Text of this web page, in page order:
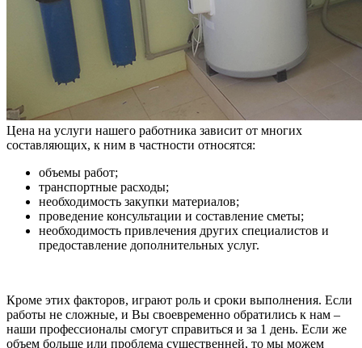
Цена на услуги нашего работника зависит от многих
составляющих, к ним в частности относятся:
объемы работ;
транспортные расходы;
необходимость закупки материалов;
проведение консультации и составление сметы;
необходимость привлечения других специалистов и
предоставление дополнительных услуг.
Кроме этих факторов, играют роль и сроки выполнения. Если
работы не сложные, и Вы своевременно обратились к нам –
наши профессионалы смогут справиться и за 1 день. Если же
объем больше или проблема существенней, то мы можем